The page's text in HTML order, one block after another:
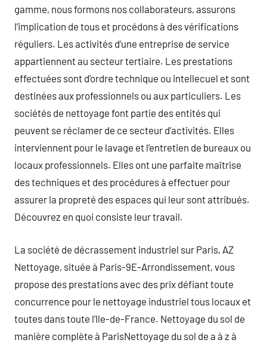
gamme, nous formons nos collaborateurs, assurons
l’implication de tous et procédons à des vérifications
réguliers. Les activités d’une entreprise de service
appartiennent au secteur tertiaire. Les prestations
effectuées sont d’ordre technique ou intellecuel et sont
destinées aux professionnels ou aux particuliers. Les
sociétés de nettoyage font partie des entités qui
peuvent se réclamer de ce secteur d’activités. Elles
interviennent pour le lavage et l’entretien de bureaux ou
locaux professionnels. Elles ont une parfaite maîtrise
des techniques et des procédures à effectuer pour
assurer la propreté des espaces qui leur sont attribués.
Découvrez en quoi consiste leur travail.
La société de décrassement industriel sur Paris, AZ
Nettoyage, située à Paris-9E-Arrondissement, vous
propose des prestations avec des prix défiant toute
concurrence pour le nettoyage industriel tous locaux et
toutes dans toute l’Ile-de-France. Nettoyage du sol de
manière complète à ParisNettoyage du sol de a à z à